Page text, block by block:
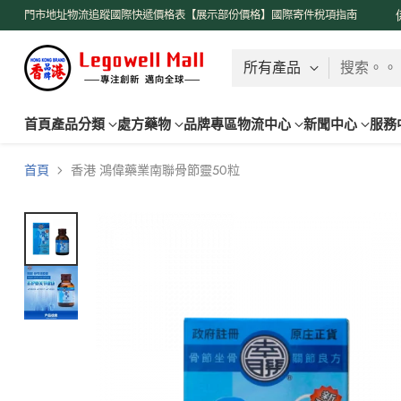
門市地址物流追蹤國際快遞價格表【展示部份價格】 國際寄件稅項指南
了解更多
搜索。
首頁產品分類 處方藥物 品牌專區物流中心 新聞中心 服務
首頁 香港 鴻偉藥業南聯骨節靈50粒